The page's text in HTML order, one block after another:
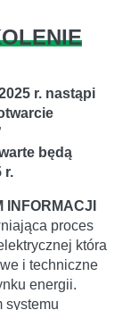
r. nastąpi
będą
r.
proces
która
i techniczne
energii.
systemu